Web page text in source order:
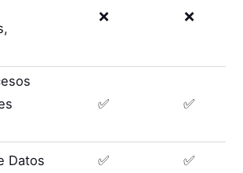
❌ ❌
✅ ✅
Datos ✅ ✅